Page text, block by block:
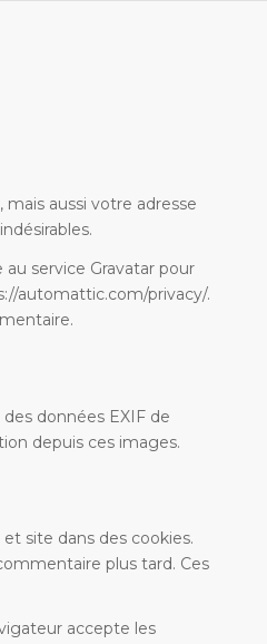
aussi votre adresse
service Gravatar pour
automattic.com/privacy/.
données EXIF de
depuis ces images.
site dans des cookies.
plus tard. Ces
accepte les